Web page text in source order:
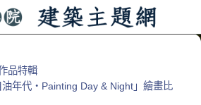
品特輯
油年代‧Painting Day & Night」繪畫比